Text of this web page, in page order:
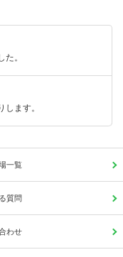
。
ます。
一覧
質問
わせ